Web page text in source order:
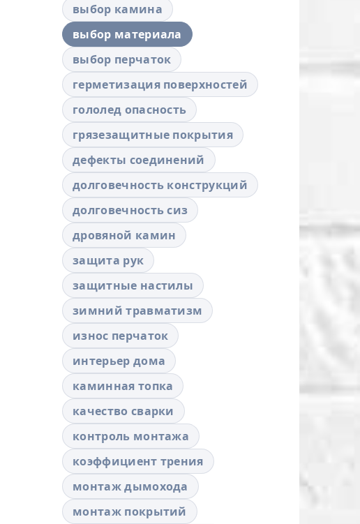
выбор камина
выбор материала
выбор перчаток
герметизация поверхностей
гололед опасность
грязезащитные покрытия
дефекты соединений
долговечность конструкций
долговечность сиз
дровяной камин
защита рук
защитные настилы
зимний травматизм
износ перчаток
интерьер дома
каминная топка
качество сварки
контроль монтажа
коэффициент трения
монтаж дымохода
монтаж покрытий